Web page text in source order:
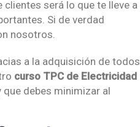
será lo que te lleve a
Si de verdad
nosotros.
a la adquisición de todos
curso TPC de Electricidad
debes minimizar al